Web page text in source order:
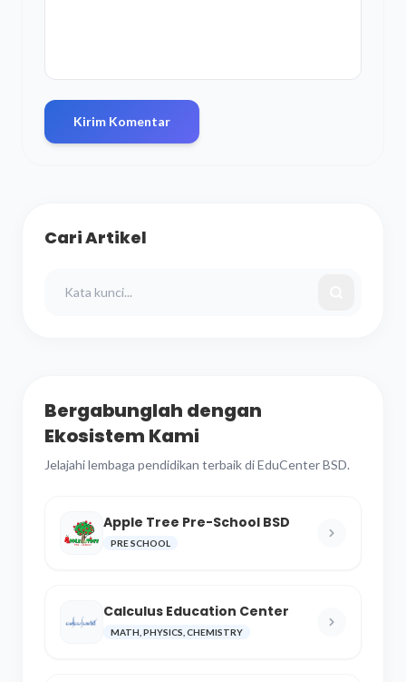
Kirim Komentar
Cari Artikel
Bergabunglah dengan
Ekosistem Kami
Jelajahi lembaga pendidikan terbaik di EduCenter BSD.
Apple Tree Pre-School BSD
PRE SCHOOL
Calculus Education Center
MATH, PHYSICS, CHEMISTRY